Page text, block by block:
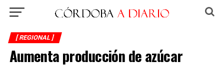
[ REGIONAL ]
Aumenta producción de azúcar